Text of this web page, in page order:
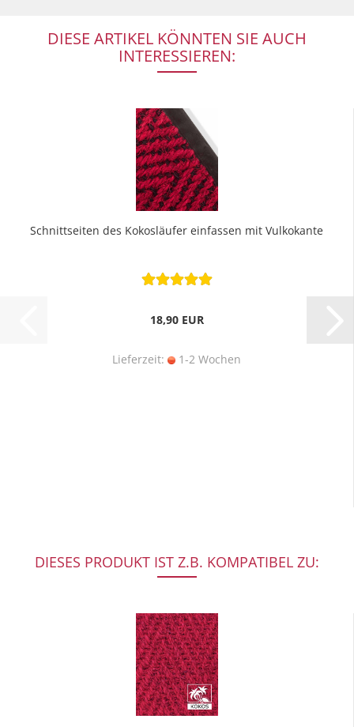
DIESE ARTIKEL KÖNNTEN SIE AUCH
INTERESSIEREN:
Schnittseiten des Kokosläufer einfassen mit Vulkokante
18,90 EUR
Lieferzeit: 1-2 Wochen
DIESES PRODUKT IST Z.B. KOMPATIBEL ZU: